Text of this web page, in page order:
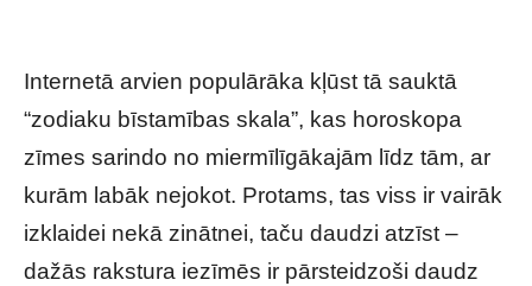
Internetā arvien populārāka kļūst tā sauktā
“zodiaku bīstamības skala”, kas horoskopa
zīmes sarindo no miermīlīgākajām līdz tām, ar
kurām labāk nejokot. Protams, tas viss ir vairāk
izklaidei nekā zinātnei, taču daudzi atzīst –
dažās rakstura iezīmēs ir pārsteidzoši daudz